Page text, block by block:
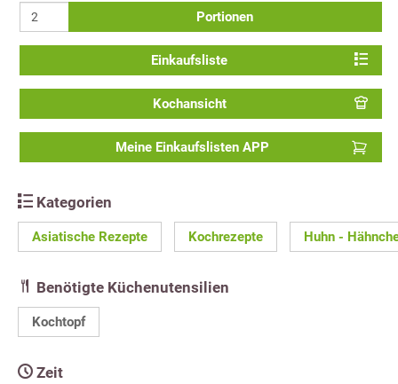
Portionen
Einkaufsliste
Kochansicht
Meine Einkaufslisten APP
Kategorien
Asiatische Rezepte Kochrezepte Huhn -
Benötigte Küchenutensilien
Kochtopf
Zeit